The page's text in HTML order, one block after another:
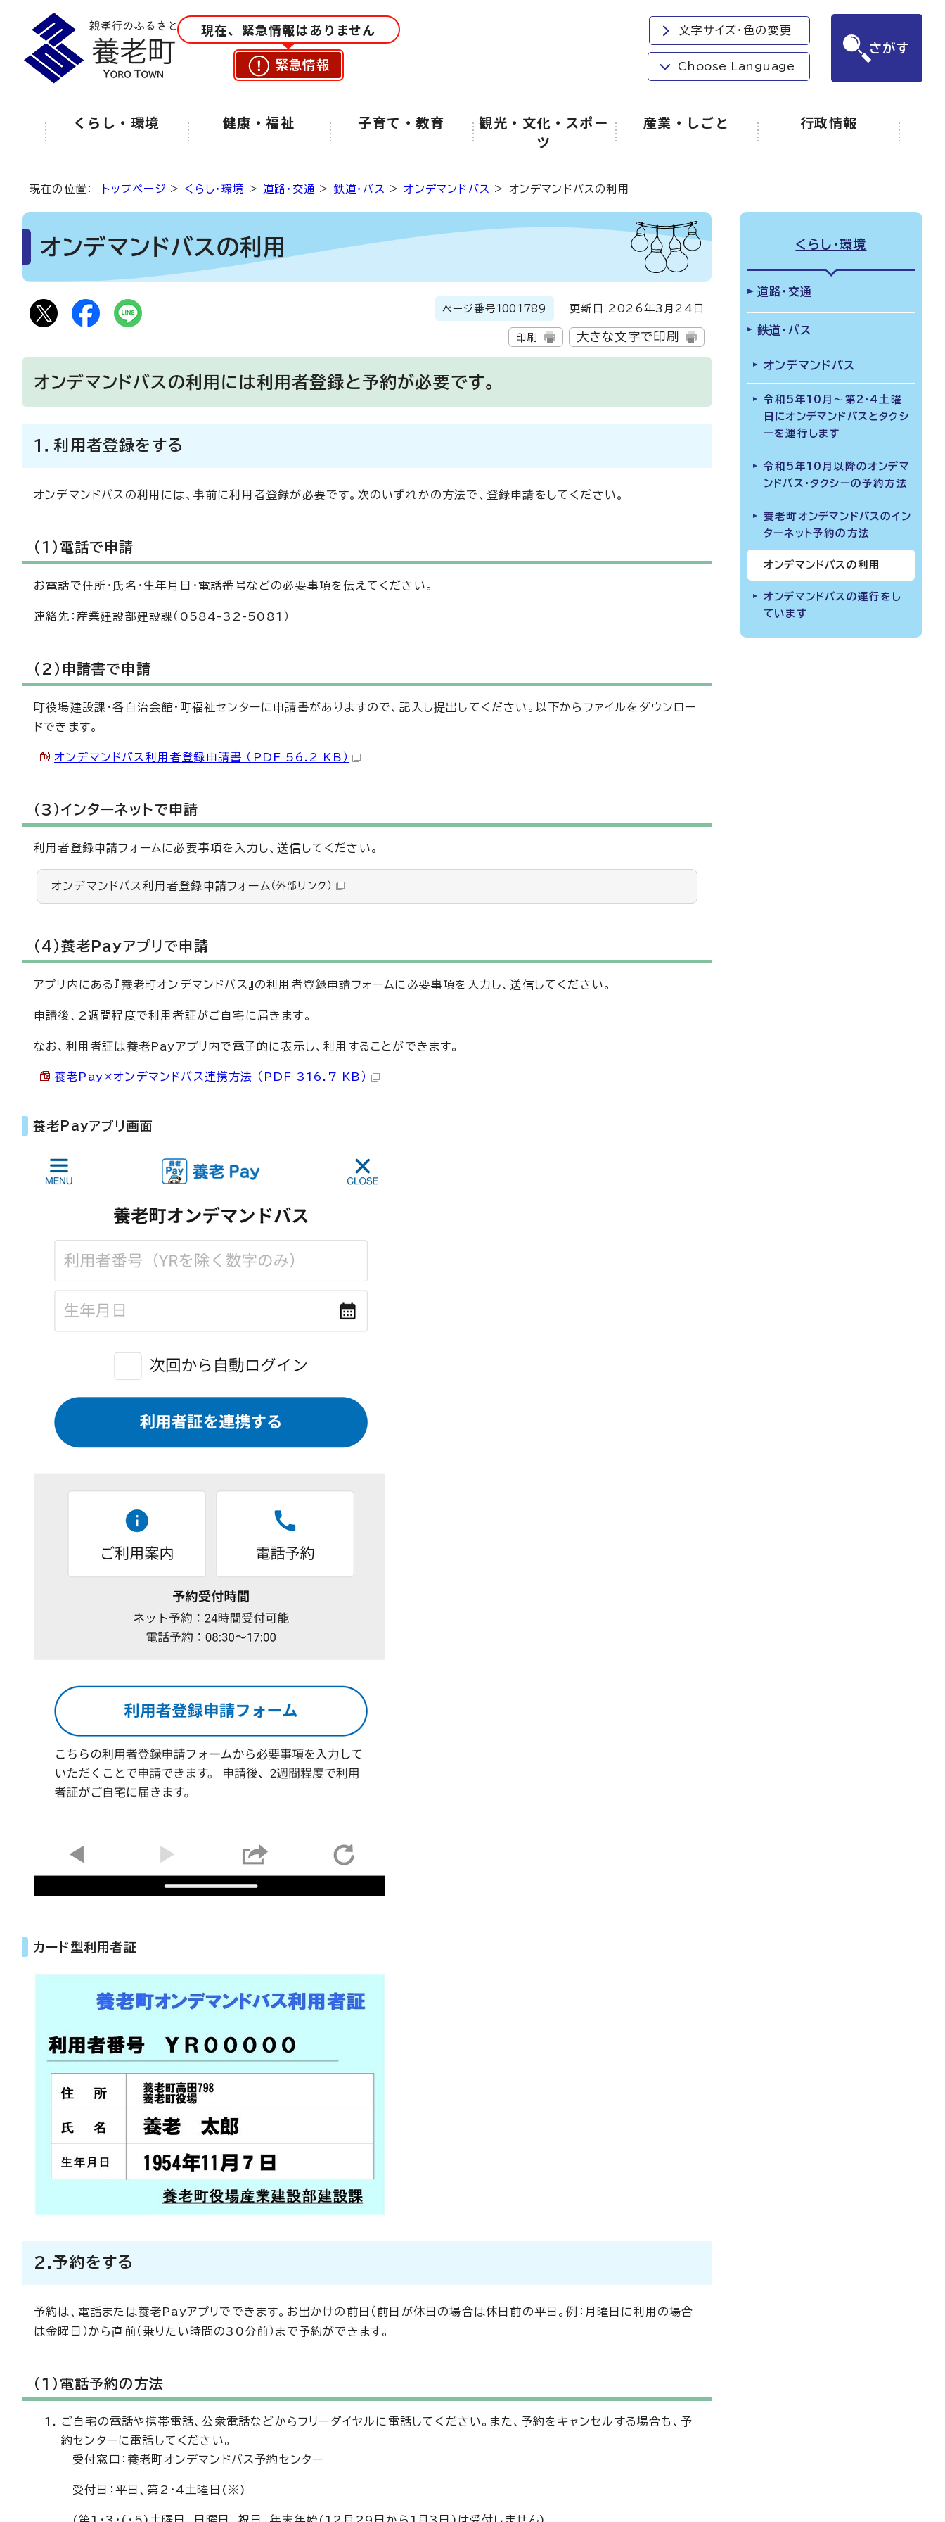
現在、緊急情報はありません
緊急情報
文字サイズ・色の変更
Choose Language
さがす
くらし・環境 健康・福祉 子育て・教育
観光・文化・スポー
ツ
産業・しごと 行政情報
現在の位置： トップページ > くらし・環境 >道路・交通 > 鉄道・バス > オンデマンドバス > オンデマンドバスの利用
オンデマンドバスの利用
ページ番号1001789 更新日 2026年3月24日
印刷 大きな文字で印刷
オンデマンドバスの利用には利用者登録と予約が必要です。
1．利用者登録をする
オンデマンドバスの利用には、事前に利用者登録が必要です。次のいずれかの方法で、登録申請をしてください。
（1）電話で申請
お電話で住所・氏名・生年月日・電話番号などの必要事項を伝えてください。
連絡先：産業建設部建設課（0584-32-5081）
（2）申請書で申請
町役場建設課・各自治会館・町福祉センターに申請書がありますので、記入し提出してください。以下からファイルをダウンロー
ドできます。
オンデマンドバス利用者登録申請書 （PDF 56.2 KB）
（3）インターネットで申請
利用者登録申請フォームに必要事項を入力し、送信してください。
オンデマンドバス利用者登録申請フォーム （外部リンク）
（4）養老Payアプリで申請
アプリ内にある『養老町オンデマンドバス』の利用者登録申請フォームに必要事項を入力し、送信してください。
申請後、2週間程度で利用者証がご自宅に届きます。
なお、利用者証は養老Payアプリ内で電子的に表示し、利用することができます。
養老Pay×オンデマンドバス連携方法 （PDF 316.7 KB）
養老Payアプリ画面
カード型利用者証
2.予約をする
予約は、電話または養老Payアプリでできます。お出かけの前日（前日が休日の場合は休日前の平日。例：月曜日に利用の場合
は金曜日）から直前（乗りたい時間の30分前）まで予約ができます。
（1）電話予約の方法
ご自宅の電話や携帯電話、公衆電話などからフリーダイヤルに電話してください。また、予約をキャンセルする場合も、予
約センターに電話してください。
受付窓口：養老町オンデマンドバス予約センター
受付日：平日、第2・4土曜日(※)
(第1・3・(・5)土曜日、日曜日、祝日、年末年始(12月29日から1月3日)は受付しません)
くらし・環境
道路・交通
鉄道・バス
オンデマンドバス
令和5年10月～第2・4土曜
日にオンデマンドバスとタクシ
ーを運行します
令和5年10月以降のオンデマ
ンドバス・タクシーの予約方法
養老町オンデマンドバスのイン
ターネット予約の方法
オンデマンドバスの利用
オンデマンドバスの運行をし
ています